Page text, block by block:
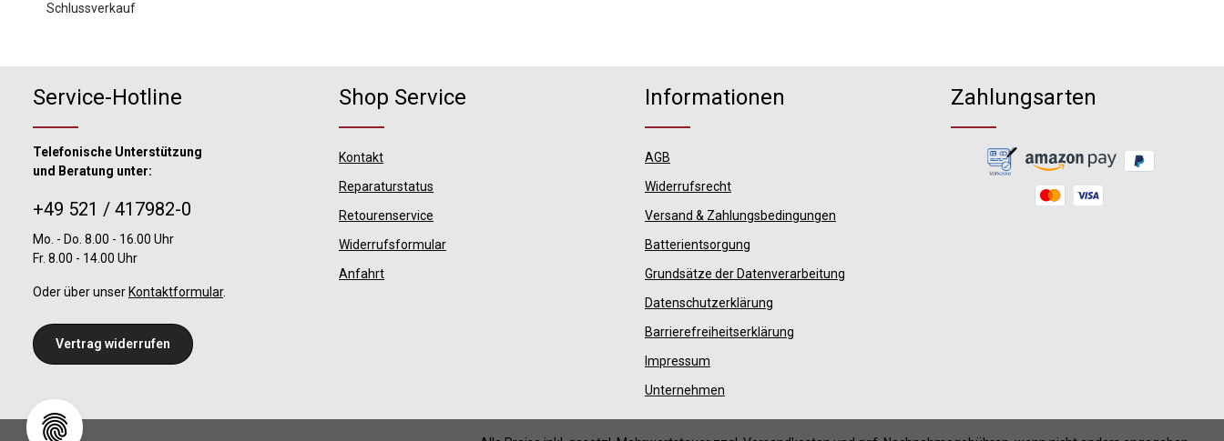
Schlussverkauf
Service-Hotline
Telefonische Unterstützung
und Beratung unter:
+49 521 / 417982-0
Mo. - Do. 8.00 - 16.00 Uhr
Fr. 8.00 - 14.00 Uhr
Oder über unser Kontaktformular.
Vertrag widerrufen
Shop Service
Kontakt
Reparaturstatus
Retourenservice
Widerrufsformular
Anfahrt
Informationen
AGB
Widerrufsrecht
Versand & Zahlungsbedingungen
Batterientsorgung
Grundsätze der Datenverarbeitung
Datenschutzerklärung
Barrierefreiheitserklärung
Impressum
Unternehmen
Zahlungsarten